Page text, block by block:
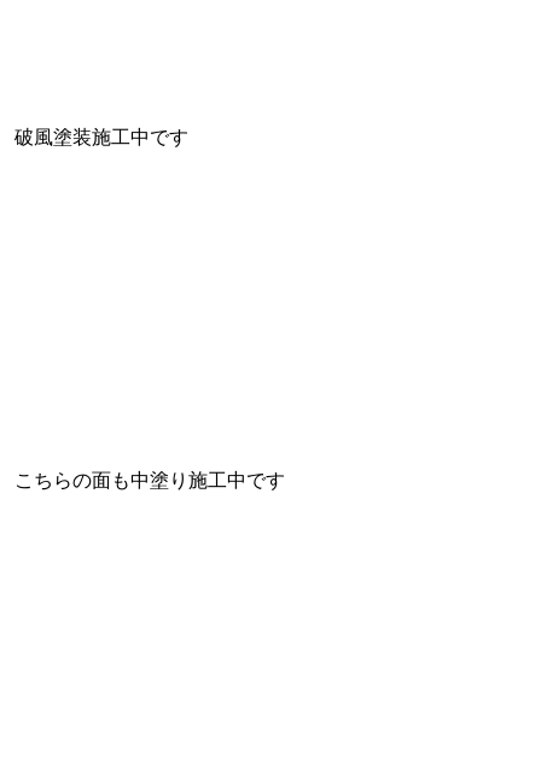
破風塗装施工中です
こちらの面も中塗り施工中です